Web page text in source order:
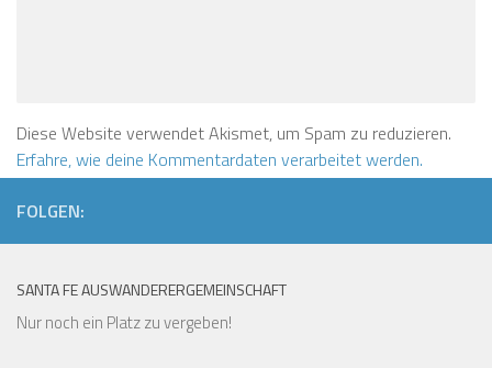
Diese Website verwendet Akismet, um Spam zu reduzieren.
Erfahre, wie deine Kommentardaten verarbeitet werden.
FOLGEN:
SANTA FE AUSWANDERERGEMEINSCHAFT
Nur noch ein Platz zu vergeben!